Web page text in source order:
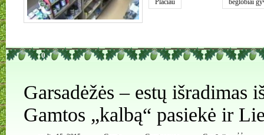
Plačiau beglobiai
0
Garsadėžės – estų išradimas
Gamtos „kalbą“ pasiekė ir
, ,